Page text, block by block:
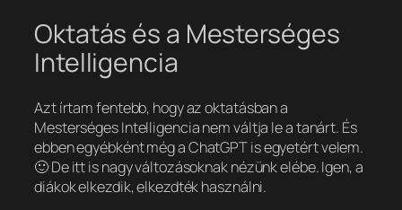
Oktatás és a Mesterséges
Intelligencia
Azt írtam fentebb, hogy az oktatásban a
Mesterséges Intelligencia nem váltja le a tanárt. És
ebben egyébként még a ChatGPT is egyetért velem.
🙂 De itt is nagy változásoknak nézünk elébe. Igen, a
diákok elkezdik, elkezdték használni.